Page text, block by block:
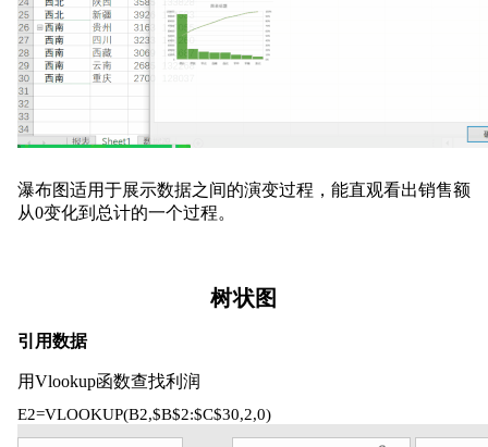
瀑布图适用于展示数据之间的演变过程，能直观看出销售额
从0变化到总计的一个过程。
树状图
引用数据
用Vlookup函数查找利润
E2=VLOOKUP(B2,$B$2:$C$30,2,0)